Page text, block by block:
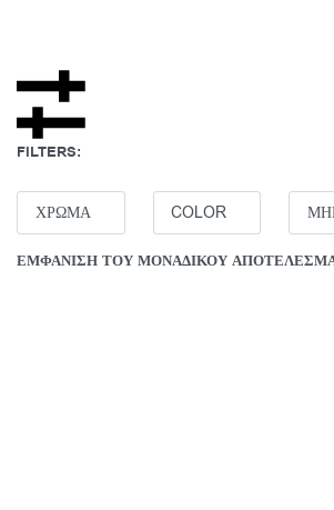
FILTERS:
ΧΡΩΜΑ COLOR
ΕΜΦΆΝΙΣΗ ΤΟΥ ΜΟΝΑΔΙΚΟΎ